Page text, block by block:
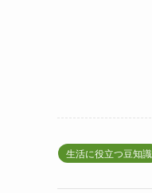
生活に役立つ豆知識